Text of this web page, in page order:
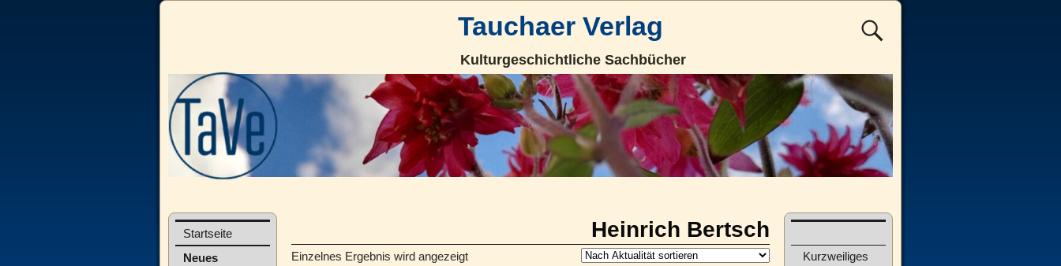
Tauchaer Verlag
Kulturgeschichtliche Sachbücher
Heinrich Bertsch
Einzelnes Ergebnis wird angezeigt
Startseite
Neues
Kurzweiliges